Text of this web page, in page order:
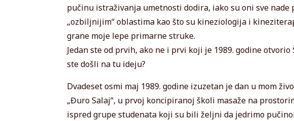
pučinu istraživanja umetnosti dodira, iako su oni sve nade
„ozbiljnijim“ oblastima kao što su kineziologija i
grane moje lepe primarne struke.
Jedan ste od prvih, ako ne i prvi koji je 1989. godine
ste došli na tu ideju?
Dvadeset osmi maj 1989. godine izuzetan je dan u mom
„Đuro Salaj“, u prvoj koncipiranoj školi masaže na
ispred grupe studenata koji su bili željni da jedrimo